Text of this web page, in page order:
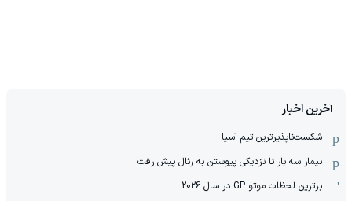
آخرین اخبار
شکست‌ناپذیرترین تیم آسیا
نیمار سه بار تا نزدیکی پیوستن به رئال پیش رفت
برترین لحظات موتو GP در سال 2026